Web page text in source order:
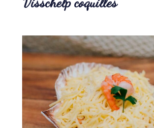
Waar ben je naar op zoek?